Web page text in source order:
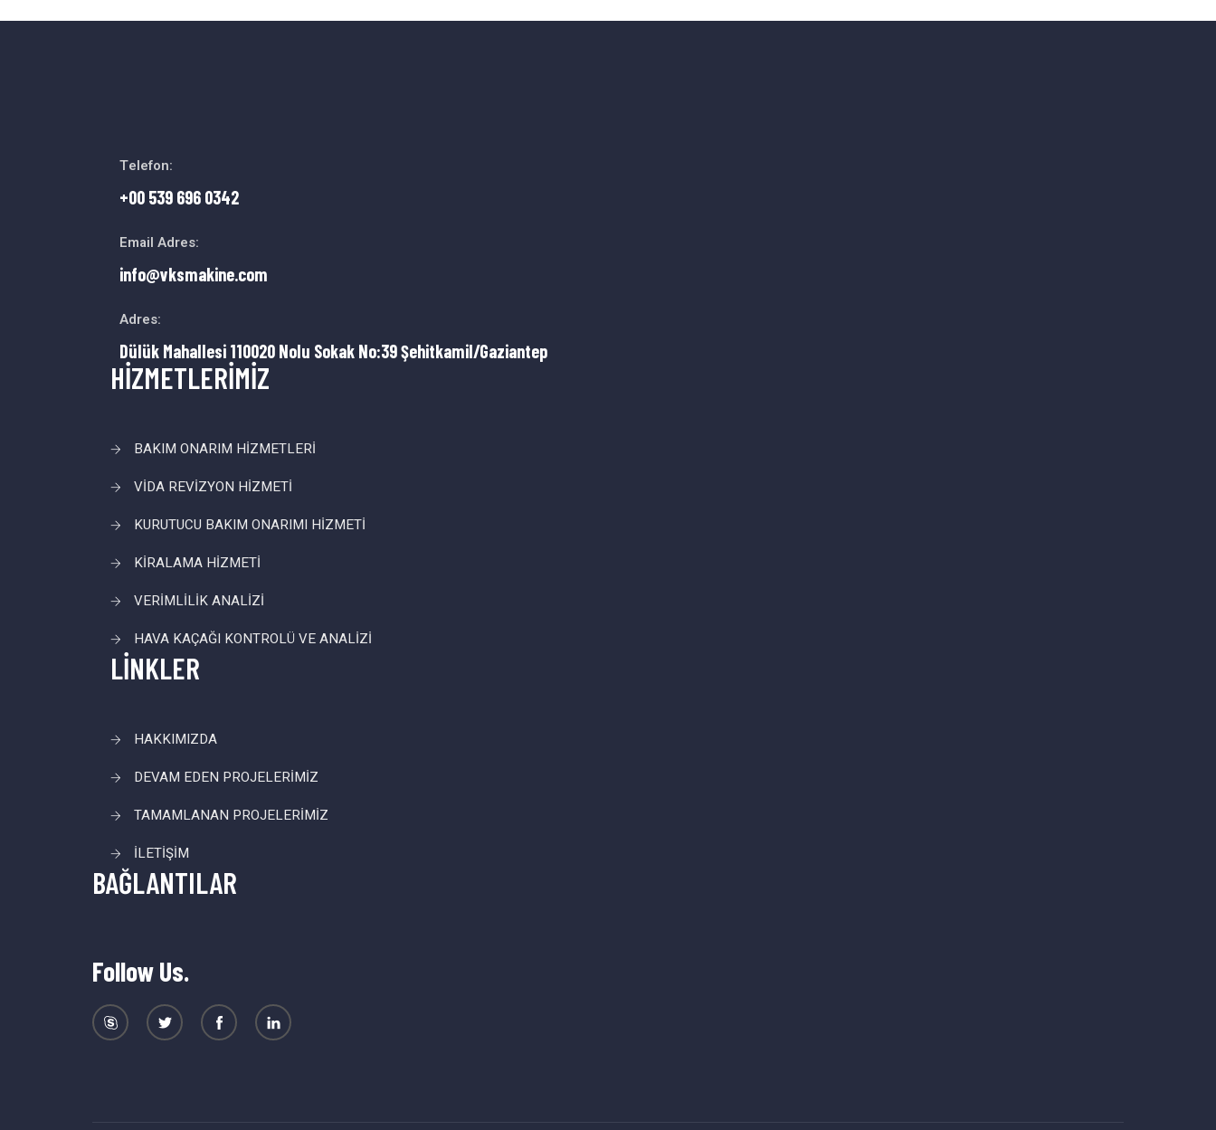
Telefon:
+00 539 696 0342
Email Adres:
info@vksmakine.com
Adres:
Dülük Mahallesi 110020 Nolu Sokak No:39 Şehitkamil/Gaziantep
HİZMETLERİMİZ
BAKIM ONARIM HİZMETLERİ
VİDA REVİZYON HİZMETİ
KURUTUCU BAKIM ONARIMI HİZMETİ
KİRALAMA HİZMETİ
VERİMLİLİK ANALİZİ
HAVA KAÇAĞI KONTROLÜ VE ANALİZİ
LİNKLER
HAKKIMIZDA
DEVAM EDEN PROJELERİMİZ
TAMAMLANAN PROJELERİMİZ
İLETİŞİM
BAĞLANTILAR
Follow Us.